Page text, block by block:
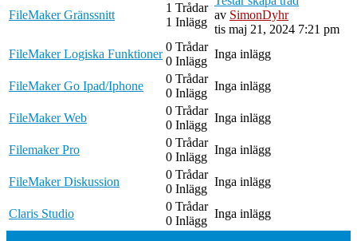
FileMaker Gränssnitt
1 Trådar
1 Inlägg
av SimonDyhr
tis maj 21, 2024 7:21 pm
FileMaker Logiska Funktioner
0 Trådar
0 Inlägg
Inga inlägg
FileMaker Go Ipad/Iphone
0 Trådar
0 Inlägg
Inga inlägg
FileMaker Web
0 Trådar
0 Inlägg
Inga inlägg
Filemaker Pro
0 Trådar
0 Inlägg
Inga inlägg
FileMaker Diskussion
0 Trådar
0 Inlägg
Inga inlägg
Claris Studio
0 Trådar
0 Inlägg
Inga inlägg